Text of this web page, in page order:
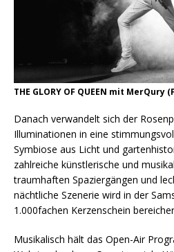
THE GLORY OF QUEEN mit
Danach verwandelt sich der
Illuminationen in eine
Symbiose aus Licht und
zahlreiche künstlerische und
traumhaften Spaziergängen und
nächtliche Szenerie wird in der
1.000fachen Kerzenschein
Musikalisch hält das Open-Air